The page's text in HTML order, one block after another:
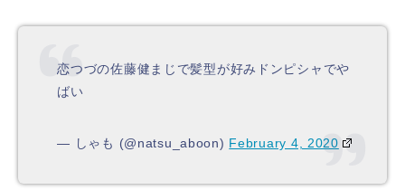
恋つづの佐藤健まじで髪型が好みドンピシャでや
ばい
— しゃも (@natsu_aboon) February 4, 2020